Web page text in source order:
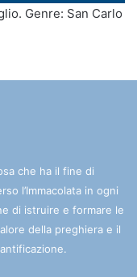
Genre: San Carlo
che ha il fine di
l’Immacolata in ogni
di istruire e formare le
della preghiera e il